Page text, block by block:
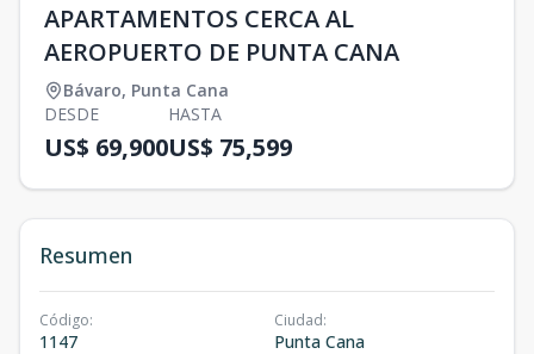
APARTAMENTOS CERCA AL
AEROPUERTO DE PUNTA CANA
Bávaro, Punta Cana
DESDE
US$ 69,900
HASTA
US$ 75,599
Resumen
Código:
1147
Ciudad:
Punta Cana